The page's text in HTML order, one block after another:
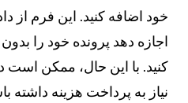
خود اضافه کنید. این فرم از
اجازه دهد پرونده خود را بدون
کنید. با این حال، ممکن است در
نیاز به پرداخت هزینه داشته